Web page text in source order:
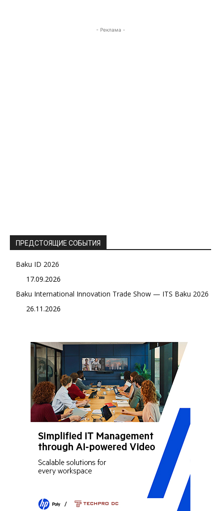
- Реклама -
ПРЕДСТОЯЩИЕ СОБЫТИЯ
Baku ID 2026
17.09.2026
Baku International Innovation Trade Show — ITS Baku 2026
26.11.2026